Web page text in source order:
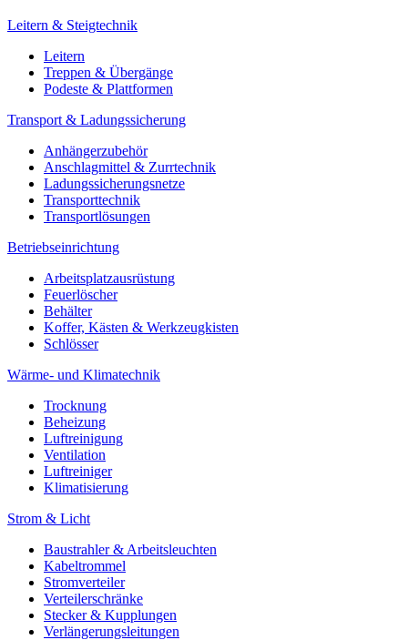
Leitern & Steigtechnik
Leitern
Treppen & Übergänge
Podeste & Plattformen
Transport & Ladungssicherung
Anhängerzubehör
Anschlagmittel & Zurrtechnik
Ladungssicherungsnetze
Transporttechnik
Transportlösungen
Betriebseinrichtung
Arbeitsplatzausrüstung
Feuerlöscher
Behälter
Koffer, Kästen & Werkzeugkisten
Schlösser
Wärme- und Klimatechnik
Trocknung
Beheizung
Luftreinigung
Ventilation
Luftreiniger
Klimatisierung
Strom & Licht
Baustrahler & Arbeitsleuchten
Kabeltrommel
Stromverteiler
Verteilerschränke
Stecker & Kupplungen
Verlängerungs­leitungen